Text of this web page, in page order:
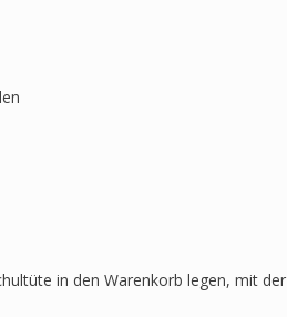
in den Warenkorb legen, mit der